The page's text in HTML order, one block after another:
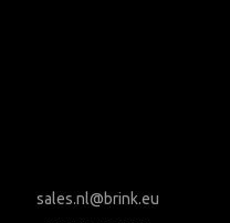
sales.nl@brink.eu